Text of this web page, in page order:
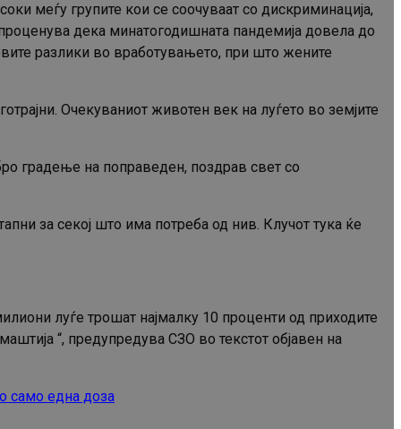
меѓу групите кои се соочуваат со дискриминација,
дека минатогодишната пандемија довела до
разлики во вработувањето, при што жените
Очекуваниот животен век на луѓето во земјите
градење на поправеден, поздрав свет со
за секој што има потреба од нив. Клучот тука ќе
луѓе трошат најмалку 10 проценти од приходите
“, предупредува СЗО во текстот објавен на
само една доза